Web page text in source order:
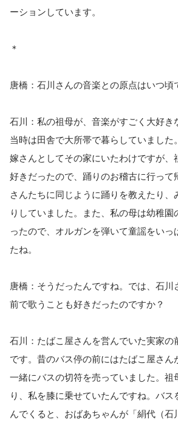
ーションしています。
＊
唐橋：石川さんの音楽との原点はいつ頃
石川：私の祖母が、音楽がすごく大好き
当時は田舎で大所帯で暮らしていました
嫁さんとしてその家にいたわけですが、
好きだったので、踊りのお稽古に行って
さんたちに同じように踊りを教えたり、
りしていました。また、私の母は幼稚
ったので、オルガンを弾いて童謡をいっ
たね。
唐橋：そうだったんですね。では、石川
前で歌うことも好きだったのですか？
石川：たばこ屋さんを営んでいた実家の
です。昔のバス停の前にはたばこ屋さん
一緒にバスの切符を売っていました。祖
り、私を膝に乗せていたんですね。バス
んでくると、おばあちゃんが「絹代（石